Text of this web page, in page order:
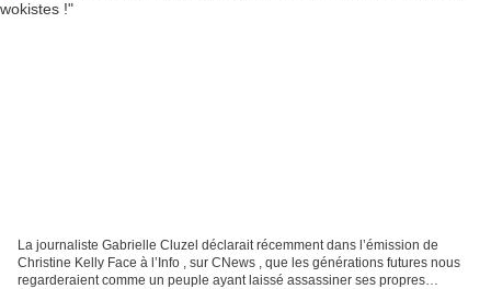
La journaliste Gabrielle Cluzel déclarait récemment dans l’émission de
Christine Kelly Face à l’Info , sur CNews , que les générations futures nous
regarderaient comme un peuple ayant laissé assassiner ses propres